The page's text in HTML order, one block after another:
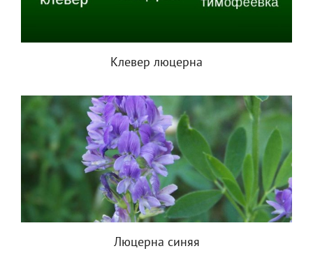
Клевер люцерна
Люцерна синяя